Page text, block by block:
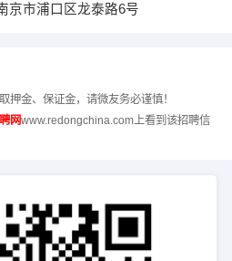
京市浦口区龙泰路6号
押金、保证金，请微友务必谨慎！
网www.redongchina.com上看到该招聘信